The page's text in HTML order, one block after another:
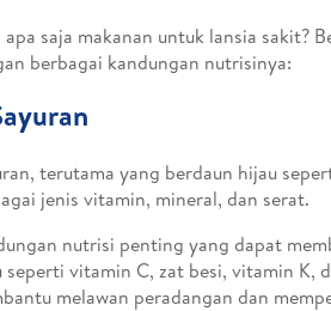
apa saja makanan untuk lansia sakit?
berbagai kandungan nutrisinya:
terutama yang berdaun hijau
jenis vitamin, mineral, dan serat.
nutrisi penting yang dapat
seperti vitamin C, zat besi, vitamin
melawan peradangan dan